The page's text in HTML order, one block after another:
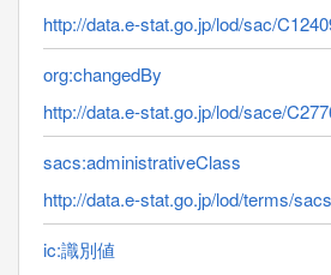
http://data.e-stat.go.jp/lod/sac/
org:changedBy
http://data.e-stat.go.jp/lod/sace/
sacs:administrativeClass
http://data.e-stat.go.jp/lod/terms/
ic:識別値